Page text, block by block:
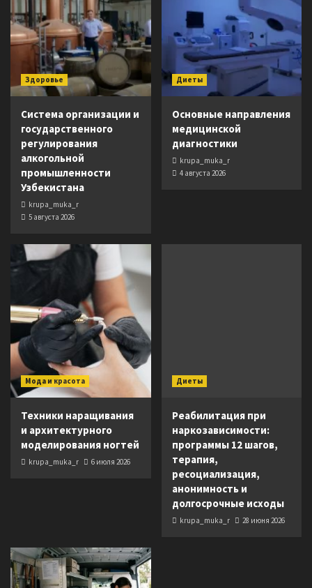
Здоровье
Система организации и
государственного
регулирования
алкогольной
промышленности
Узбекистана
krupa_muka_r
5 августа 2026
Диеты
Основные направления
медицинской
диагностики
krupa_muka_r
4 августа 2026
Мода и красота
Техники наращивания
и архитектурного
моделирования ногтей
krupa_muka_r 6 июля 2026
Диеты
Реабилитация при
наркозависимости:
программы 12 шагов,
терапия,
ресоциализация,
анонимность и
долгосрочные исходы
krupa_muka_r 28 июня 2026